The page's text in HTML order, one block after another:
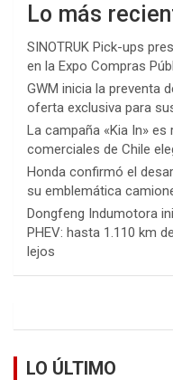
Lo más
SINOTRUK Pick-ups
en la Expo Compras
GWM inicia la preventa
oferta exclusiva para
La campaña «Kia In»
comerciales de Chile
Honda confirmó el
su emblemática
Dongfeng Indumotora
PHEV: hasta 1.110 km
lejos
LO ÚLTIMO